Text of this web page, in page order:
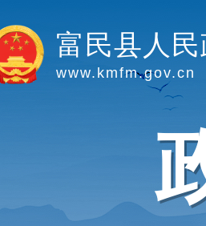
富民县人
www.kmfm.gov.cn